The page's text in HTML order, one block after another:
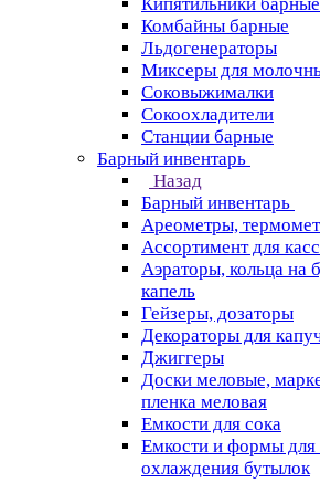
Комбайны барные
Льдогенераторы
Миксеры для
Соковыжималки
Сокоохладители
Станции барные
Барный инвентарь
Назад
Барный инвентарь
Ареометры,
Ассортимент для
Аэраторы, кольца на
капель
Гейзеры, дозаторы
Декораторы для
Джиггеры
Доски меловые,
пленка меловая
Емкости для сока
Емкости и формы для
охлаждения бутылок